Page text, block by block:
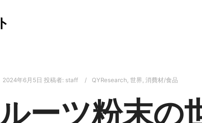
2024年6月5日 投稿者: staff QYResearch, 世界, 消費材/食品
ーツ粉末の